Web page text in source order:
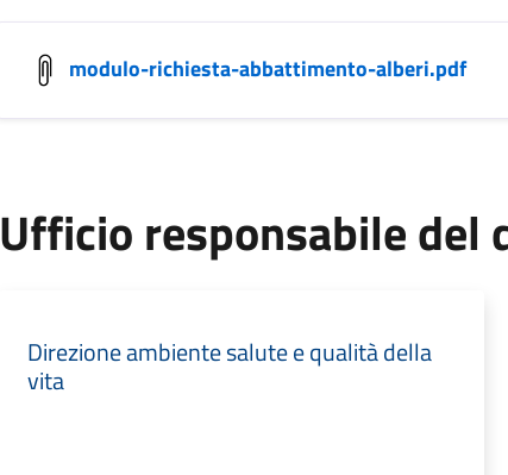
modulo-richiesta-abbattimento-alberi.pdf
Ufficio responsabile del
Direzione ambiente salute e qualità della
vita